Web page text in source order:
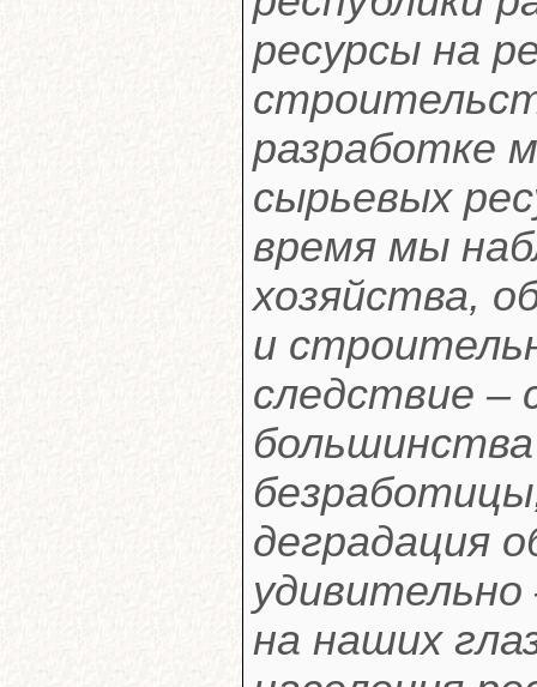
ресурсы на
разработке
сырьевых
время мы
хозяйства,
и
следствие –
деградация
на наших